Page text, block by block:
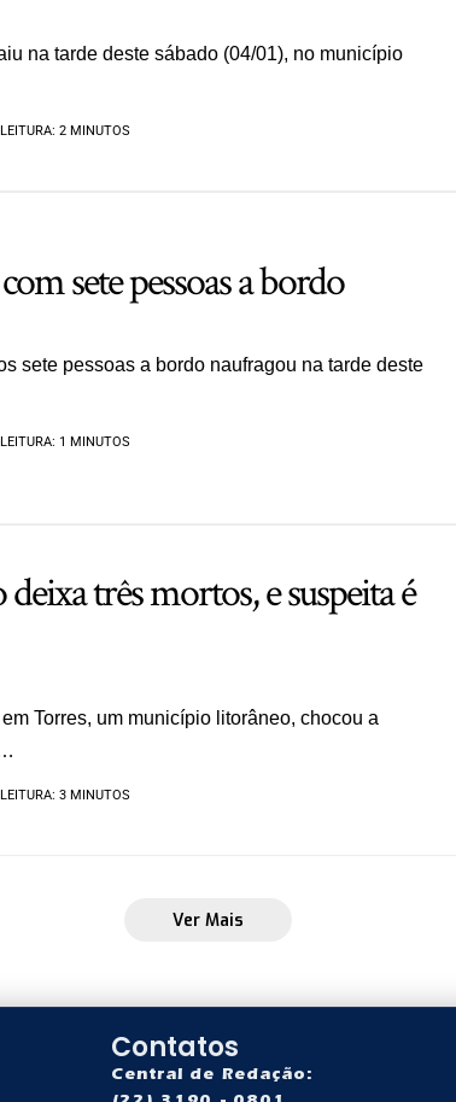
na tarde deste sábado (04/01), no município
2 MINUTOS
sete pessoas a bordo
sete pessoas a bordo naufragou na tarde deste
1 MINUTOS
três mortos, e suspeita é
Torres, um município litorâneo, chocou a
3 MINUTOS
Ver Mais
Contatos
Central de Redação: